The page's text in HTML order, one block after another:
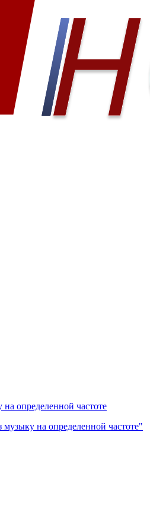
определенной частоте
на определенной частоте"